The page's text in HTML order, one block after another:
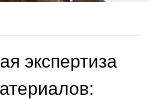
экспертиза